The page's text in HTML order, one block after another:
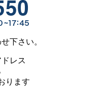
下さい。
レス
ります